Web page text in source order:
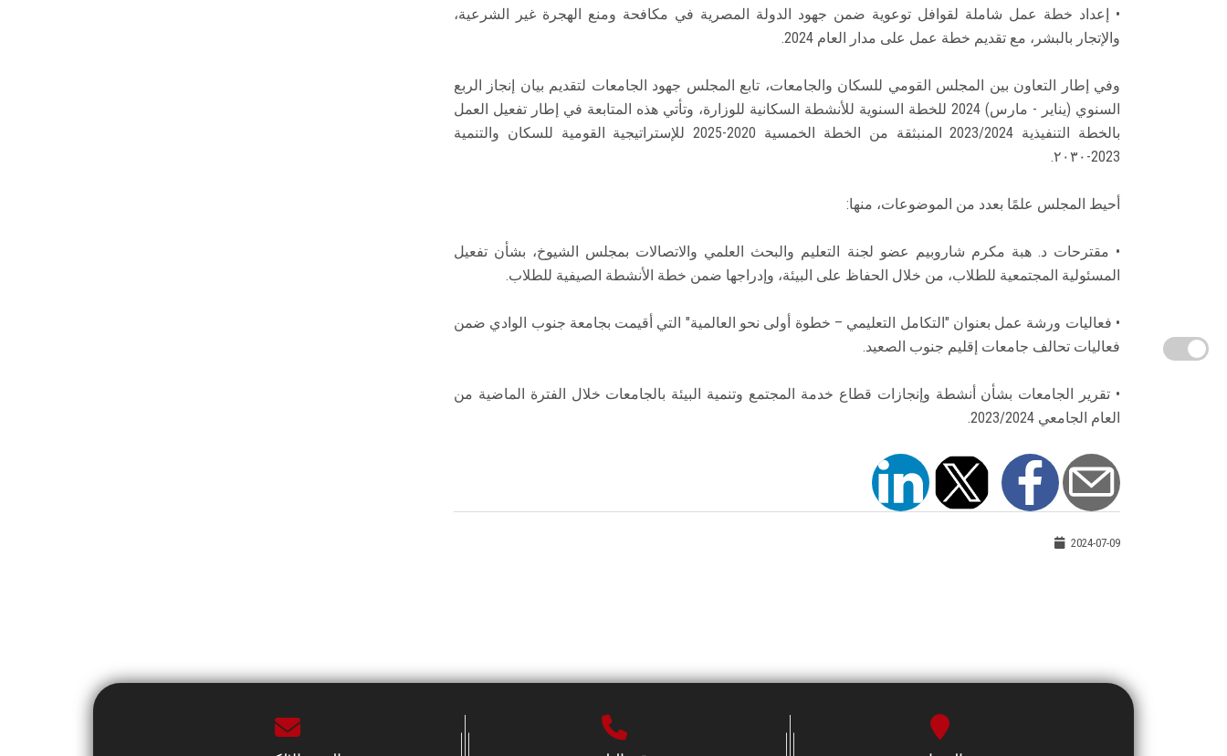
• إعداد خطة عمل شاملة لقوافل توعوية ضمن جهود الدولة المصرية في مكافحة ومنع الهجرة غير الشرعية،
والإتجار بالبشر، مع تقديم خطة عمل على مدار العام 2024.
وفي إطار التعاون بين المجلس القومي للسكان والجامعات، تابع المجلس جهود الجامعات لتقديم بيان إنجاز الربع
السنوي (يناير - مارس) 2024 للخطة السنوية للأنشطة السكانية للوزارة، وتأتي هذه المتابعة في إطار تفعيل العمل
بالخطة التنفيذية 2023/2024 المنبثقة من الخطة الخمسية 2020-2025 للإستراتيجية القومية للسكان والتنمية
2023-٢٠٣٠.
أحيط المجلس علمًا بعدد من الموضوعات، منها:
• مقترحات د. هبة مكرم شاروبيم عضو لجنة التعليم والبحث العلمي والاتصالات بمجلس الشيوخ، بشأن تفعيل
المسئولية المجتمعية للطلاب، من خلال الحفاظ على البيئة، وإدراجها ضمن خطة الأنشطة الصيفية للطلاب.
• فعاليات ورشة عمل بعنوان "التكامل التعليمي – خطوة أولى نحو العالمية" التي أقيمت بجامعة جنوب الوادي ضمن
فعاليات تحالف جامعات إقليم جنوب الصعيد.
• تقرير الجامعات بشأن أنشطة وإنجازات قطاع خدمة المجتمع وتنمية البيئة بالجامعات خلال الفترة الماضية من
العام الجامعي 2023/2024.
2024-07-09